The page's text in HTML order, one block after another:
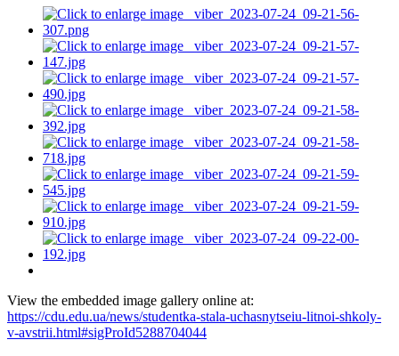
View the embedded image gallery online at:
https://cdu.edu.ua/news/studentka-stala-uchasnytseiu-litnoi-shkoly-
v-avstrii.html#sigProId5288704044